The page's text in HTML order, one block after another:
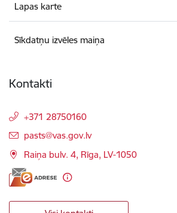
Lapas karte
Sīkdatņu izvēles maiņa
Kontakti
+371 28750160
E-pasts:
pasts@vas.gov.lv
Raiņa bulv. 4, Rīga, LV-1050